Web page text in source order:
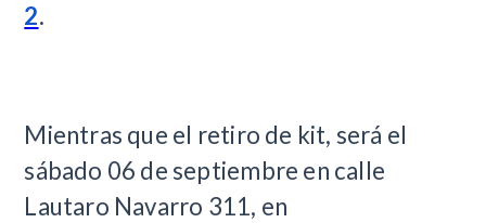
2.
Mientras que el retiro de kit, será el
sábado 06 de septiembre en calle
Lautaro Navarro 311, en